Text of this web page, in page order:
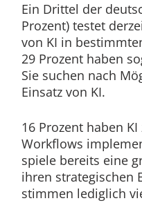
Ein Drittel der
Prozent) testet
von KI in
29 Prozent haben
Sie suchen nach
Einsatz von KI.
16 Prozent haben
Workflows
spiele bereits eine
ihren strategischen
stimmen lediglich